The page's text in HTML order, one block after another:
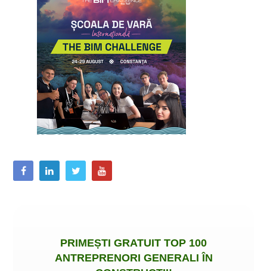
PRIMEȘTI GRATUIT TOP 100
ANTREPRENORI GENERALI ÎN